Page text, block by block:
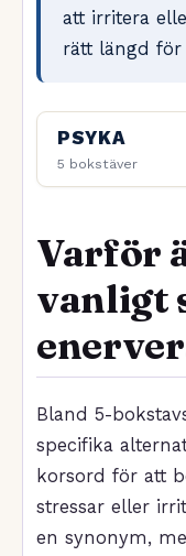
att irritera
rätt längd
PSYKA
5 bokstäver
Varför
vanligt
Bland 5-
specifika
korsord för att
stressar eller
en synonym,